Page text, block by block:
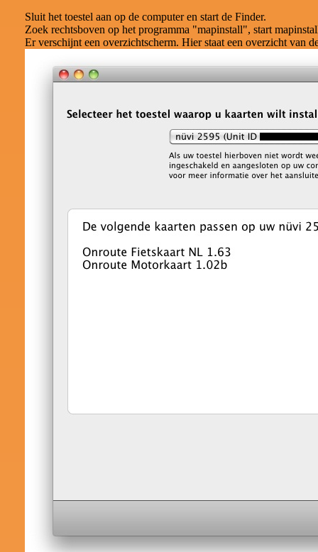
Sluit het toestel aan op de computer en start de Finder.
Zoek rechtsboven op het programma "mapinstall", start
Er verschijnt een overzichtscherm. Hier staat een overzicht van